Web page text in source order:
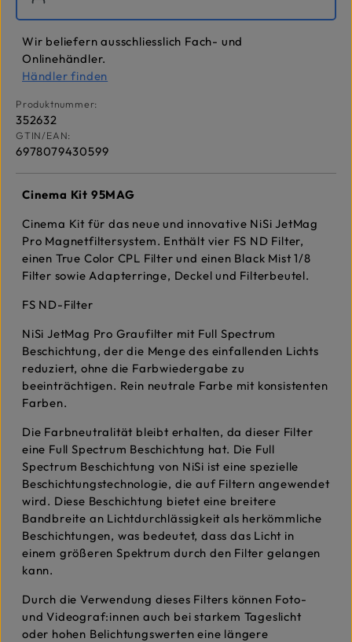
Wir beliefern ausschliesslich Fach- und
Onlinehändler.
Händler finden
Produktnummer:
352632
GTIN/EAN:
6978079430599
Cinema Kit 95MAG
Cinema Kit für das neue und innovative NiSi JetMag
Pro Magnetfiltersystem. Enthält vier FS ND Filter,
einen True Color CPL Filter und einen Black Mist 1/8
Filter sowie Adapterringe, Deckel und Filterbeutel.
FS ND-Filter
NiSi JetMag Pro Graufilter mit Full Spectrum
Beschichtung, der die Menge des einfallenden Lichts
reduziert, ohne die Farbwiedergabe zu
beeinträchtigen. Rein neutrale Farbe mit konsistenten
Farben.
Die Farbneutralität bleibt erhalten, da dieser Filter
eine Full Spectrum Beschichtung hat. Die Full
Spectrum Beschichtung von NiSi ist eine spezielle
Beschichtungstechnologie, die auf Filtern angewendet
wird. Diese Beschichtung bietet eine breitere
Bandbreite an Lichtdurchlässigkeit als herkömmliche
Beschichtungen, was bedeutet, dass das Licht in
einem größeren Spektrum durch den Filter gelangen
kann.
Durch die Verwendung dieses Filters können Foto-
und Videograf:innen auch bei starkem Tageslicht
oder hohen Belichtungswerten eine längere